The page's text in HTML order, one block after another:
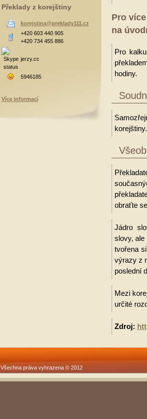
Pro
na
Pro
hodiny.
korejštiny.
obraťte
Jádro
slovy, ale
tvořena
výrazy z
poslední
Mezi
určité
Zdroj:
Překlady z korejštiny
korejstina@preklady111.cz
+420 603 440 905
+420 734 455 886
jerzy.cc
5946185
Více informací
Všechna práva vyhrazena © 2012